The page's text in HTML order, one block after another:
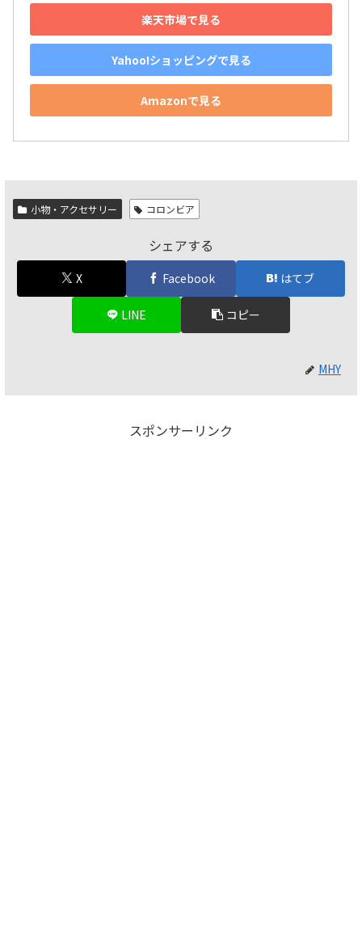
楽天市場で見る
Yahoo!ショッピングで見る
Amazonで見る
小物・アクセサリー コロンビア
シェアする
X Facebook はてブ
LINE コピー
MHY
スポンサーリンク